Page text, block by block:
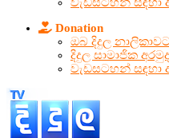
Donation
ඔබ දිදුල
දිදුල සාමාජික
වැඩසටහන් සඳහා